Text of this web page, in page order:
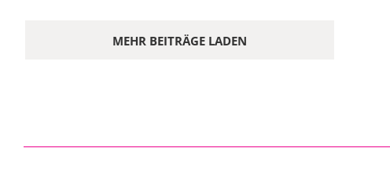
MEHR BEITRÄGE LADEN